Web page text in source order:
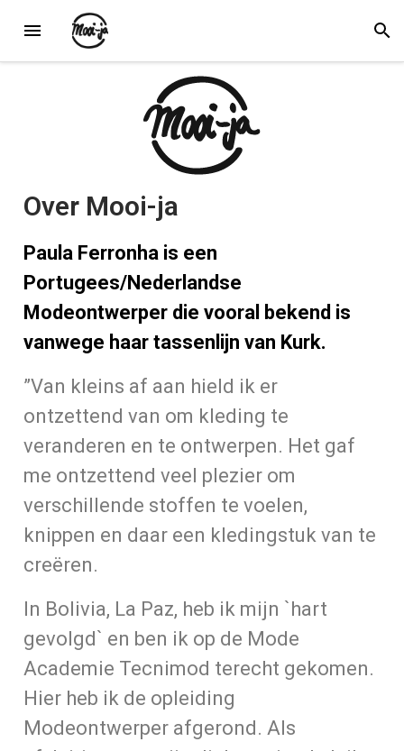
Over Mooi-ja
Paula Ferronha is een
Portugees/Nederlandse
Modeontwerper die vooral bekend is
vanwege haar tassenlijn van Kurk.
”Van kleins af aan hield ik er
ontzettend van om kleding te
veranderen en te ontwerpen. Het gaf
me ontzettend veel plezier om
verschillende stoffen te voelen,
knippen en daar een kledingstuk van te
creëren.
In Bolivia, La Paz, heb ik mijn `hart
gevolgd` en ben ik op de Mode
Academie Tecnimod terecht gekomen.
Hier heb ik de opleiding
Modeontwerper afgerond. Als